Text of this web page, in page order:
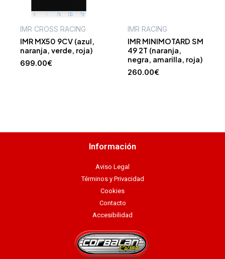
IMR CROSS RACING
IMR MX50 9CV (azul,
naranja, verde, roja)
699.00€
IMR RACING
IMR MINIMOTARD SM
49 2T (naranja,
negra, amarilla, roja)
260.00€
Información
Aviso Legal
Términos y Privacidad
Cookies
Contacto
Accesibilidad